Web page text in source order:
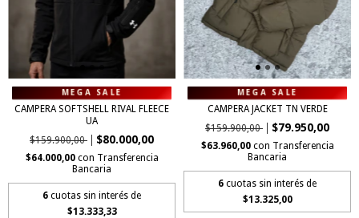
CAMPERA SOFTSHELL RIVAL FLEECE
UA
$159.900,00
$80.000,00
$64.000,00 con Transferencia
Bancaria
6 cuotas sin interés de
$13.333,33
CAMPERA JACKET TN VERDE
$159.900,00
$79.950,00
$63.960,00 con Transferencia
Bancaria
6 cuotas sin interés de
$13.325,00